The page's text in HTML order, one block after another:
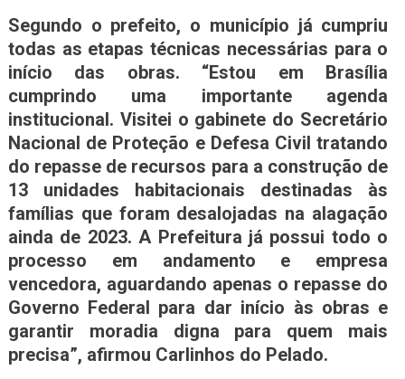
Segundo o prefeito, o município já cumpriu
todas as etapas técnicas necessárias para o
início das obras. “Estou em Brasília
cumprindo uma importante agenda
institucional. Visitei o gabinete do Secretário
Nacional de Proteção e Defesa Civil tratando
do repasse de recursos para a construção de
13 unidades habitacionais destinadas às
famílias que foram desalojadas na alagação
ainda de 2023. A Prefeitura já possui todo o
processo em andamento e empresa
vencedora, aguardando apenas o repasse do
Governo Federal para dar início às obras e
garantir moradia digna para quem mais
precisa”, afirmou Carlinhos do Pelado.